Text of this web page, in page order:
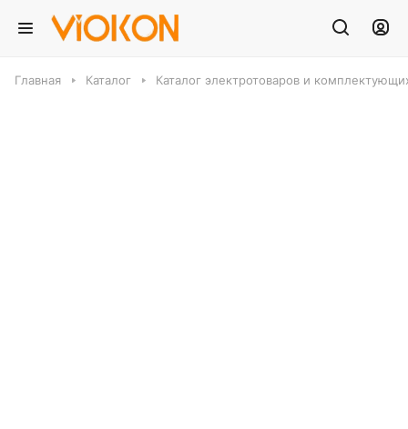
Главная Каталог Каталог электротоваров и